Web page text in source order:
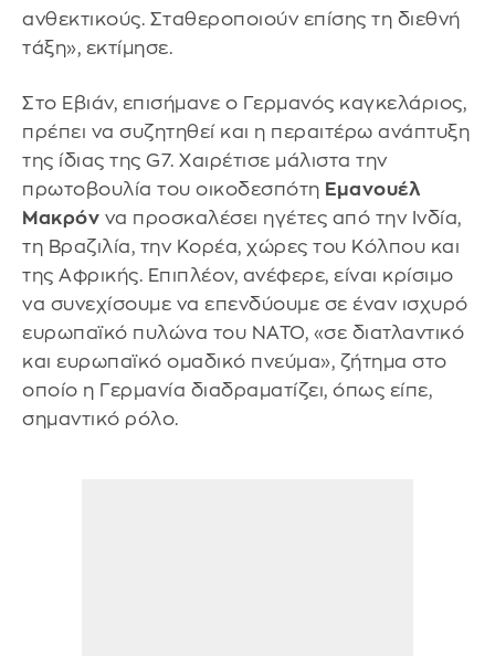
ανθεκτικούς. Σταθεροποιούν επίσης τη διεθνή
τάξη», εκτίμησε.
Στο Εβιάν, επισήμανε ο Γερμανός καγκελάριος,
πρέπει να συζητηθεί και η περαιτέρω ανάπτυξη
της ίδιας της G7. Χαιρέτισε μάλιστα την
πρωτοβουλία του οικοδεσπότη Εμανουέλ
Μακρόν να προσκαλέσει ηγέτες από την Ινδία,
τη Βραζιλία, την Κορέα, χώρες του Κόλπου και
της Αφρικής. Επιπλέον, ανέφερε, είναι κρίσιμο
να συνεχίσουμε να επενδύουμε σε έναν ισχυρό
ευρωπαϊκό πυλώνα του ΝΑΤΟ, «σε διατλαντικό
και ευρωπαϊκό ομαδικό πνεύμα», ζήτημα στο
οποίο η Γερμανία διαδραματίζει, όπως είπε,
σημαντικό ρόλο.